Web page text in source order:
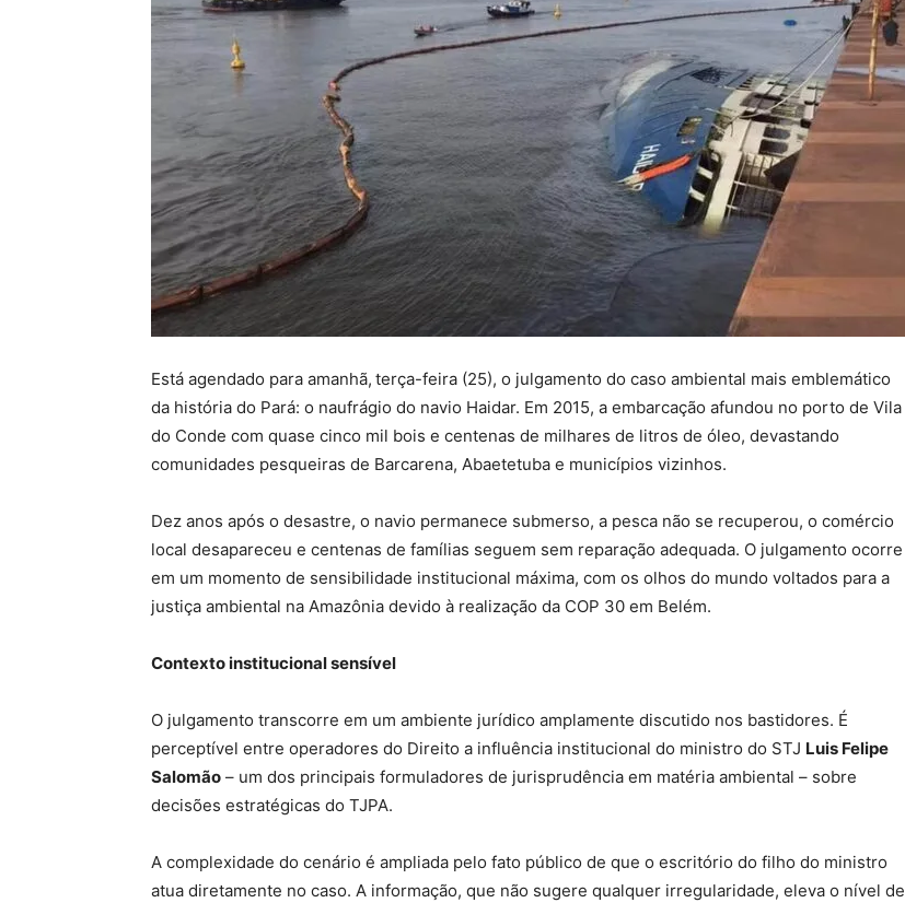
Está agendado para amanhã, terça-feira (25), o julgamento do caso ambiental mais emblemático
da história do Pará: o naufrágio do navio Haidar. Em 2015, a embarcação afundou no porto de Vila
do Conde com quase cinco mil bois e centenas de milhares de litros de óleo, devastando
comunidades pesqueiras de Barcarena, Abaetetuba e municípios vizinhos.
Dez anos após o desastre, o navio permanece submerso, a pesca não se recuperou, o comércio
local desapareceu e centenas de famílias seguem sem reparação adequada. O julgamento ocorre
em um momento de sensibilidade institucional máxima, com os olhos do mundo voltados para a
justiça ambiental na Amazônia devido à realização da COP 30 em Belém.
Contexto institucional sensível
O julgamento transcorre em um ambiente jurídico amplamente discutido nos bastidores. É
perceptível entre operadores do Direito a influência institucional do ministro do STJ Luis Felipe
Salomão – um dos principais formuladores de jurisprudência em matéria ambiental – sobre
decisões estratégicas do TJPA.
A complexidade do cenário é ampliada pelo fato público de que o escritório do filho do ministro
atua diretamente no caso. A informação, que não sugere qualquer irregularidade, eleva o nível de